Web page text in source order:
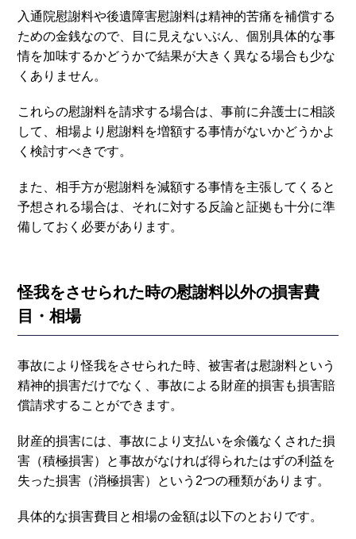
入通院慰謝料や後遺障害慰謝料は精神的苦痛を補償する
ための金銭なので、目に見えないぶん、個別具体的な事
情を加味するかどうかで結果が大きく異なる場合も少な
くありません。
これらの慰謝料を請求する場合は、事前に弁護士に相談
して、相場より慰謝料を増額する事情がないかどうかよ
く検討すべきです。
また、相手方が慰謝料を減額する事情を主張してくると
予想される場合は、それに対する反論と証拠も十分に準
備しておく必要があります。
怪我をさせられた時の慰謝料以外の損害費
目・相場
事故により怪我をさせられた時、被害者は慰謝料という
精神的損害だけでなく、事故による財産的損害も損害賠
償請求することができます。
財産的損害には、事故により支払いを余儀なくされた損
害（積極損害）と事故がなければ得られたはずの利益を
失った損害（消極損害）という2つの種類があります。
具体的な損害費目と相場の金額は以下のとおりです。